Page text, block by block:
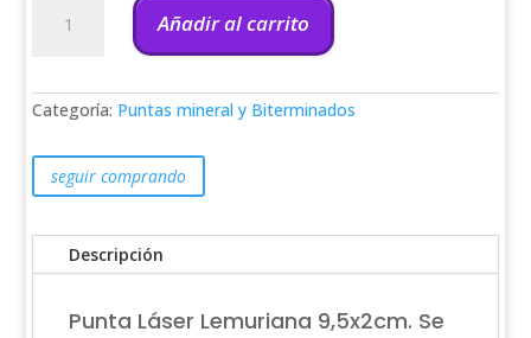
Láser
Lemuriana
Añadir al carrito
Categoría: Puntas mineral y Biterminados
seguir comprando
Descripción
Punta Láser Lemuriana 9,5x2cm. Se